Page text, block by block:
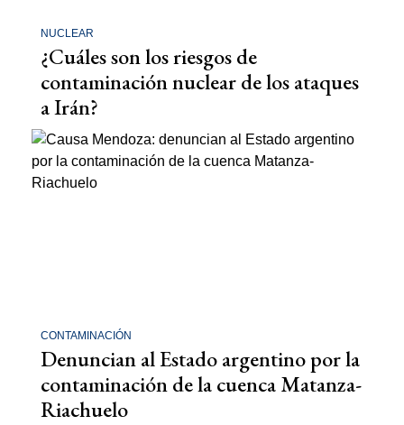
NUCLEAR
¿Cuáles son los riesgos de
contaminación nuclear de los ataques
a Irán?
CONTAMINACIÓN
Denuncian al Estado argentino por la
contaminación de la cuenca Matanza-
Riachuelo